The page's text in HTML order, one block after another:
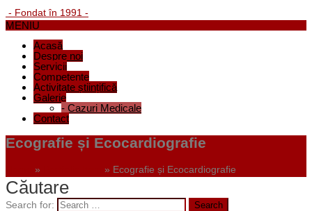
- Fondat în 1991 -
MENIU
Acasă
Despre noi
Servicii
Competențe
Activitate științifică
Galerie
- Cazuri Medicale
Contact
Ecografie și Ecocardiografie
» » Ecografie și Ecocardiografie
Căutare
Search for: